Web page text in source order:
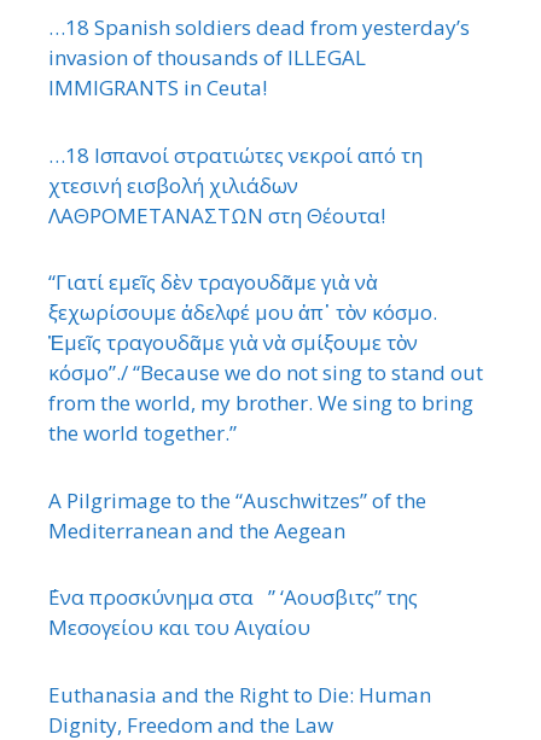
…18 Spanish soldiers dead from yesterday’s
invasion of thousands of ILLEGAL
IMMIGRANTS in Ceuta!
…18 Ισπανοί στρατιώτες νεκροί από τη
χτεσινή εισβολή χιλιάδων
ΛΑΘΡΟΜΕΤΑΝΑΣΤΩΝ στη Θέουτα!
“Γιατί εμεῖς δὲν τραγουδᾶμε γιὰ νὰ
ξεχωρίσουμε ἀδελφέ μου ἀπ᾿ τὸν κόσμο.
Ἐμεῖς τραγουδᾶμε γιὰ νὰ σμίξουμε τὸν
κόσμο”./ “Because we do not sing to stand out
from the world, my brother. We sing to bring
the world together.”
A Pilgrimage to the “Auschwitzes” of the
Mediterranean and the Aegean
΄Ενα προσκύνημα στα ” ‘Αουσβιτς” της
Μεσογείου και του Αιγαίου
Euthanasia and the Right to Die: Human
Dignity, Freedom and the Law